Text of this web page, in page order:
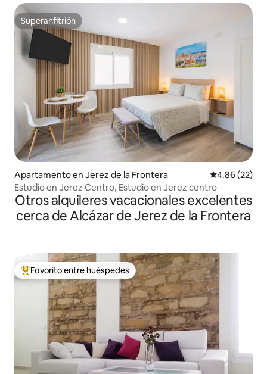
Superanfitrión
Superanfitrión
Apartamento en Jerez de la Frontera Calificación
4.86 (22)
Estudio en Jerez Centro, Estudio en Jerez centro
Otros alquileres vacacionales excelentes
cerca de Alcázar de Jerez de la Frontera
Favorito entre huéspedes preferido
Favorito entre huéspedes